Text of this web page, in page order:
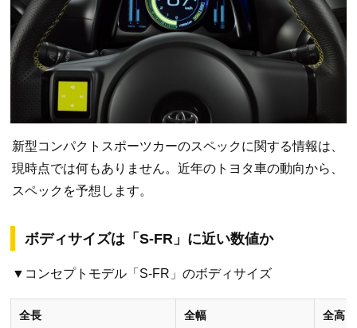
新型コンパクトスポーツカーのスペックに関する情報は、
現時点では何もありません。近年のトヨタ車の動向から、
スペックを予想します。
ボディサイズは「S-FR」に近い数値か
▼コンセプトモデル「S-FR」のボディサイズ
全長 全幅 全高